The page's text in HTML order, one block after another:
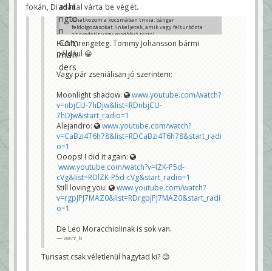
fokán, Diadallal várta be végét.
Unatkozom a kocsmában trivia: bánger
feldolgozásokat linkeljetek, amik vagy felturbózta
az eredetit vagy magáévá tette!
1)
m.youtube.com/watch?
v=-8gVmD39AmI&list=RD-
8gVmD39AmI&start_radio=1&pp=ygUQQmx1ZSBtb25
2)
m.youtube.com/watch?v=8AHCfZTRGiI
gyeek
Huhh, rengeteg. Tommy Johansson bármi
például 😀
Vagy pár zseniálisan jó szerintem:
Moonlight shadow:
www.youtube.com/watch?
v=nbjCU-7hDJw&list=RDnbjCU-
7hDJw&start_radio=1
Alejandro:
www.youtube.com/watch?
v=CaBzi4T6h78&list=RDCaBzi4T6h78&start_radi
o=1
Ooops! I did it again:
www.youtube.com/watch?v=lZK-P5d-
cVg&list=RDlZK-P5d-cVg&start_radio=1
Still loving you:
www.youtube.com/watch?
v=rgpJPJ7MAZ0&list=RDrgpJPJ7MAZ0&start_radi
o=1
De Leo Moracchiolinak is sok van.
warr_b
Turisast csak véletlenül hagytad ki? 😉